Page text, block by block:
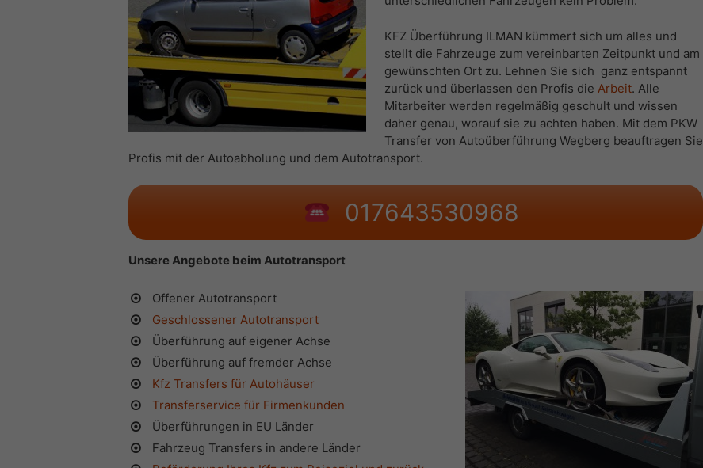
KFZ Überführung ILMAN kümmert sich um alles und
stellt die Fahrzeuge zum vereinbarten Zeitpunkt und am
gewünschten Ort zu. Lehnen Sie sich ganz entspannt
zurück und überlassen den Profis die Arbeit. Alle
Mitarbeiter werden regelmäßig geschult und wissen
daher genau, worauf sie zu achten haben. Mit dem PKW
Transfer von Autoüberführung Wegberg beauftragen Sie
Profis mit der Autoabholung und dem Autotransport.
017643530968
Unsere Angebote beim Autotransport
Offener Autotransport
Geschlossener Autotransport
Überführung auf eigener Achse
Überführung auf fremder Achse
Kfz Transfers für Autohäuser
Transferservice für Firmenkunden
Überführungen in EU Länder
Fahrzeug Transfers in andere Länder